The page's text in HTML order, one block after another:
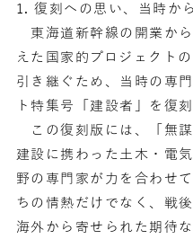
1. 復刻への思い、当時か
東海道新幹線の開業か
えた国家的プロジェクト
引き継ぐため、当時の専
ト特集号「建設者」を復
この復刻版には、「無謀
建設に携わった土木・電
野の専門家が力を合わせ
ちの情熱だけでなく、戦
海外から寄せられた期待